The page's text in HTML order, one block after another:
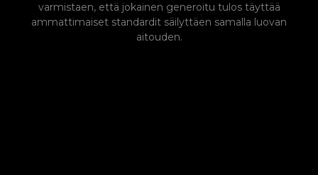
varmistaen, että jokainen generoitu tulos täyttää
ammattimaiset standardit säilyttäen samalla luovan
aitouden.